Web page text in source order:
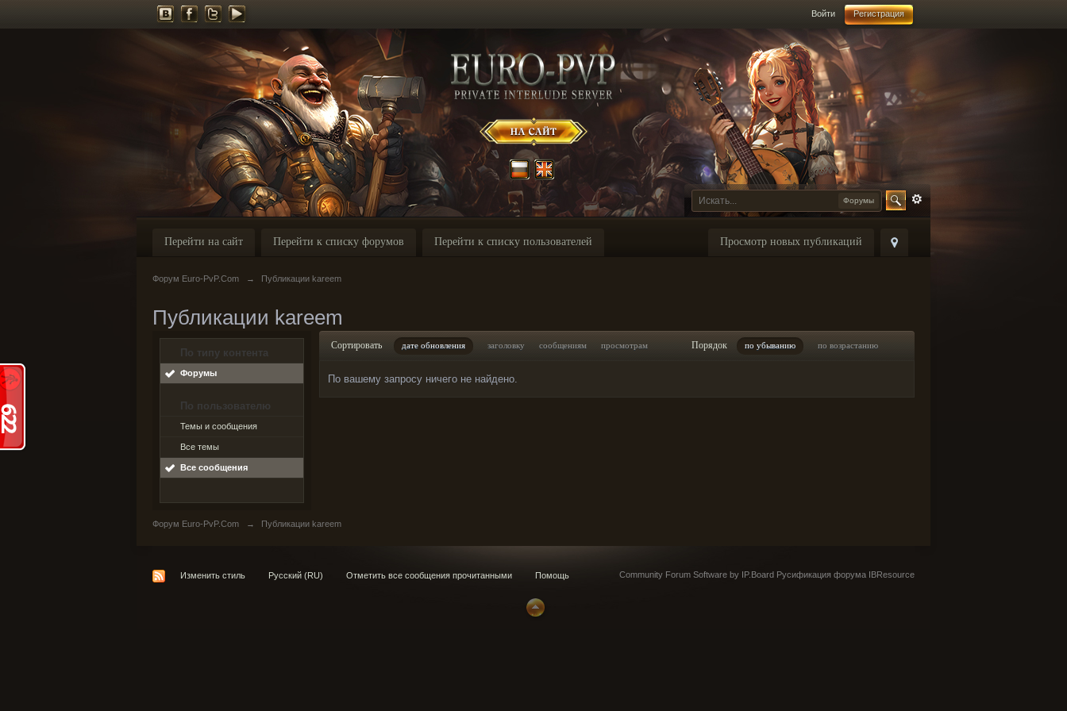
Войти Регистрация
Форумы
Просмотр новых публикаций
Перейти на сайт Перейти к списку форумов Перейти к списку пользователей
Форум Euro-PvP.Com → Публикации kareem
Публикации kareem
По типу контента
Форумы
По пользователю
Темы и сообщения
Все темы
Все сообщения
Сортировать дате обновления заголовку сообщениям просмотрам Порядок по убыванию по возрастанию
По вашему запросу ничего не найдено.
Форум Euro-PvP.Com → Публикации kareem
Изменить стиль Русский (RU) Отметить все сообщения прочитанными Помощь Community Forum Software by IP.Board Русификация форума IBResource